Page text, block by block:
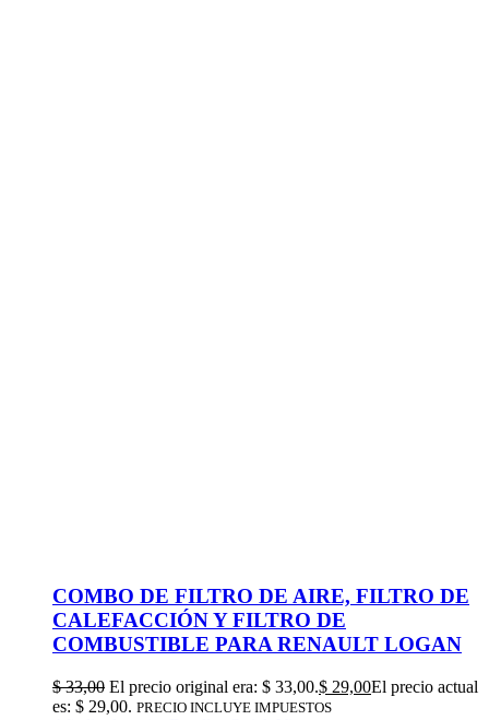
COMBO DE FILTRO DE AIRE, FILTRO DE
CALEFACCIÓN Y FILTRO DE
COMBUSTIBLE PARA RENAULT LOGAN
$33,00 El precio original era: $ 33,00.$ 29,00El precio actual
es: $ 29,00. PRECIO INCLUYE IMPUESTOS